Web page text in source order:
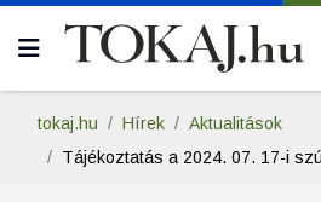
tokaj.hu Hírek
Aktualitások
Tájékoztatás a 2024. 07. 17-i